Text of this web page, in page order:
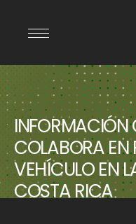
COLABORA EN
VEHÍCULO EN
COSTA RICA